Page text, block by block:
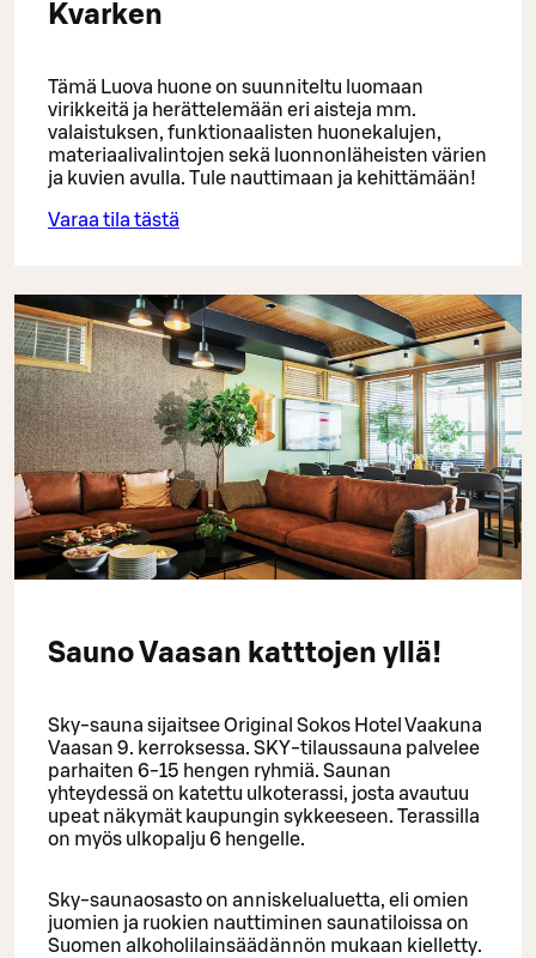
Kvarken
Tämä Luova huone on suunniteltu luomaan
virikkeitä ja herättelemään eri aisteja mm.
valaistuksen, funktionaalisten huonekalujen,
materiaalivalintojen sekä luonnonläheisten värien
ja kuvien avulla. Tule nauttimaan ja kehittämään!
Varaa tila tästä
Sauno Vaasan katttojen yllä!
Sky-sauna sijaitsee Original Sokos Hotel Vaakuna
Vaasan 9. kerroksessa. SKY-tilaussauna palvelee
parhaiten 6-15 hengen ryhmiä. Saunan
yhteydessä on katettu ulkoterassi, josta avautuu
upeat näkymät kaupungin sykkeeseen. Terassilla
on myös ulkopalju 6 hengelle.
Sky-saunaosasto on anniskelualuetta, eli omien
juomien ja ruokien nauttiminen saunatiloissa on
Suomen alkoholilainsäädännön mukaan kielletty.